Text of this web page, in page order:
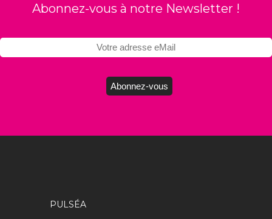
Abonnez-vous à notre Newsletter !
PULSÉA